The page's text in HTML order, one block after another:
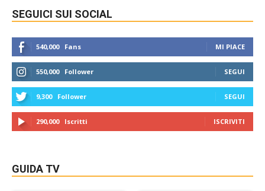
SEGUICI SUI SOCIAL
540,000 Fans MI PIACE
550,000 Follower SEGUI
9,300 Follower SEGUI
290,000 Iscritti ISCRIVITI
GUIDA TV